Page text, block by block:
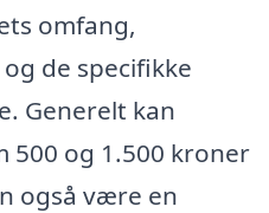
omfang,
de specifikke
Generelt kan
500 og 1.500 kroner
også være en